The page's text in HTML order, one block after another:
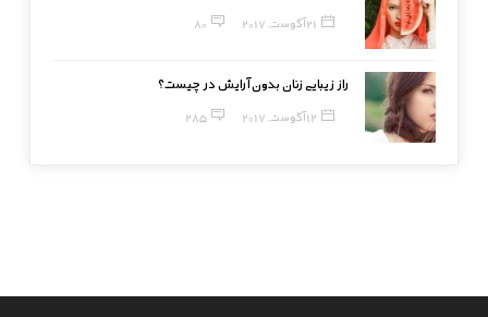
21 آگوست, 2017 80
راز زیبایی زنان بدون آرایش در چیست؟
12 آگوست, 2017 285